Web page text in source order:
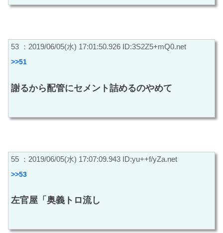
53 ：2019/06/05(水) 17:01:50.926 ID:3S2Z5+mQ0.net
>>51
謝るから配管にセメント詰めるのやめて
55 ：2019/06/05(水) 17:07:09.943 ID:yu++f/yZa.net
>>53
左官屋「奥義トロ流し